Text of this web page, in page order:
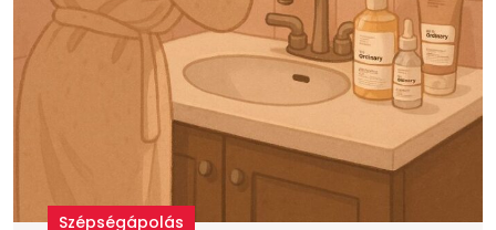
Szépségápolás